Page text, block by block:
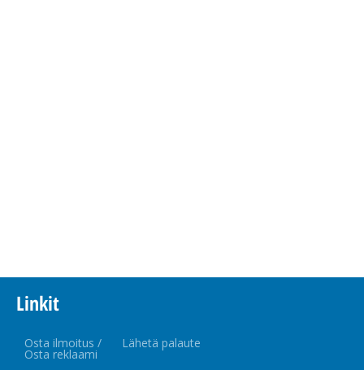
Linkit
Osta ilmoitus /
Osta reklaami
Lähetä palaute